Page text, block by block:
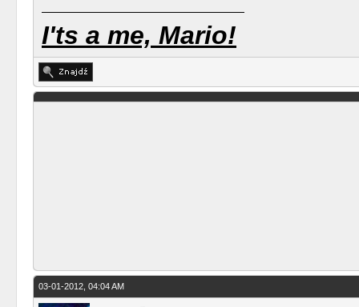
I'ts a me, Mario!
03-01-2012, 04:04 AM